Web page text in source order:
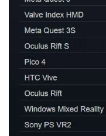
映维网